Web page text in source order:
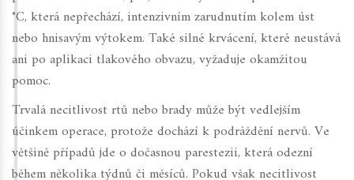
°C, která nepřechází, intenzivním zarudnutím kolem úst
nebo hnisavým výtokem. Také silné krvácení, které neustává
ani po aplikaci tlakového obvazu, vyžaduje okamžitou
pomoc.
Trvalá necitlivost rtů nebo brady může být vedlejším
účinkem operace, protože dochází k podráždění nervů. Ve
většině případů jde o dočasnou parestezii, která odezní
během několika týdnů či měsíců. Pokud však necitlivost